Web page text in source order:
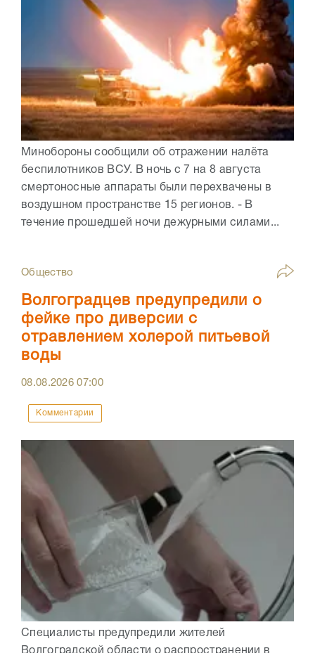
Минобороны сообщили об отражении налёта
беспилотников ВСУ. В ночь с 7 на 8 августа
смертоносные аппараты были перехвачены в
воздушном пространстве 15 регионов. - В
течение прошедшей ночи дежурными силами...
Общество
Волгоградцев предупредили о
фейке про диверсии с
отравлением холерой питьевой
воды
08.08.202607:00
Комментарии
Специалисты предупредили жителей